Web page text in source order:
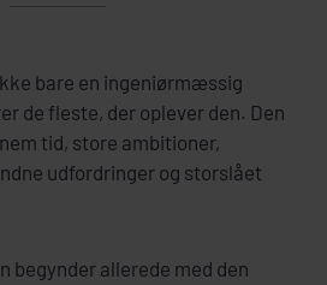
bare en ingeniørmæssig
de fleste, der oplever den. Den
tid, store ambitioner,
udfordringer og storslået
begynder allerede med den